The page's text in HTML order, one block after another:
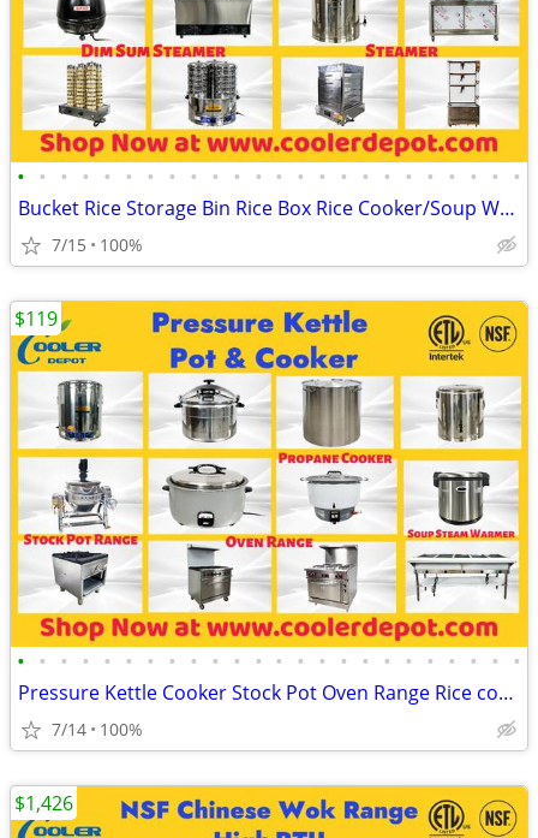
• • • • • • • • • • • • • • • • • • • • • • • •
Bucket Rice Storage Bin Rice Box Rice Cooker/Soup Warmer/Steamer
7/15 100%
• • • • • • • • • • • • • • • • • • • • • • • •
Pressure Kettle Cooker Stock Pot Oven Range Rice cooker
7/14 100%
$119
$1,426